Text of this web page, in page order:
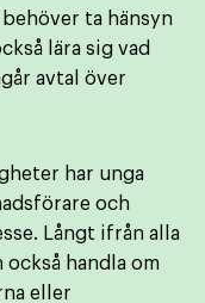
behöver ta hänsyn
lära sig vad
avtal över
har unga
och
Långt ifrån alla
handla om
eller